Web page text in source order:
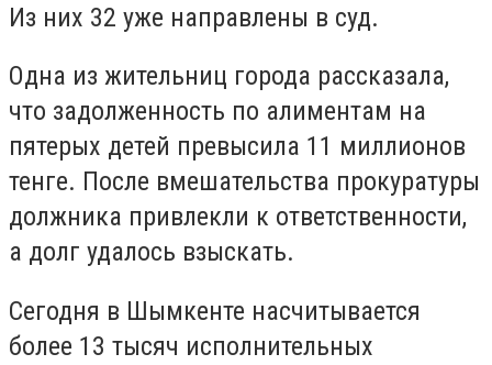
Из них 32 уже направлены в суд.
Одна из жительниц города рассказала,
что задолженность по алиментам на
пятерых детей превысила 11 миллионов
тенге. После вмешательства прокуратуры
должника привлекли к ответственности,
а долг удалось взыскать.
Сегодня в Шымкенте насчитывается
более 13 тысяч исполнительных